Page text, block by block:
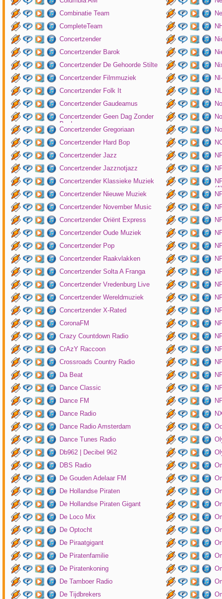
Combinatie Team
CompleteTeam
Concertzender
Concertzender Barok
Concertzender De Gehoorde Stilte
Concertzender Filmmuziek
Concertzender Folk It
Concertzender Gaudeamus
Concertzender Geen Dag Zonder
Bach
Concertzender Gregoriaan
Concertzender Hard Bop
Concertzender Jazz
Concertzender Jazznotjazz
Concertzender Klassieke Muziek
Concertzender Nieuwe Muziek
Concertzender November Music
Concertzender Oriënt Express
Concertzender Oude Muziek
Concertzender Pop
Concertzender Raakvlakken
Concertzender Solta A Franga
Concertzender Vredenburg Live
Concertzender Wereldmuziek
Concertzender X-Rated
CoronaFM
Crazy Countdown Radio
CrAzY Raccoon
Crossroads Country Radio
Da Beat
Dance Classic
Dance FM
Dance Radio
Dance Radio Amsterdam
Dance Tunes Radio
Db962 | Decibel 962
DBS Radio
De Gouden Adelaar FM
De Hollandse Piraten
De Hollandse Piraten Gigant
De Loco Mix
De Optocht
De Piraatgigant
De Piratenfamilie
De Piratenkoning
De Tamboer Radio
De Tijdbrekers